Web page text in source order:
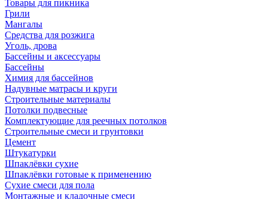
Товары для пикника
Грили
Мангалы
Средства для розжига
Уголь, дрова
Бассейны и аксессуары
Бассейны
Химия для бассейнов
Надувные матрасы и круги
Строительные материалы
Потолки подвесные
Комплектующие для реечных потолков
Строительные смеси и грунтовки
Цемент
Штукатурки
Шпаклёвки сухие
Шпаклёвки готовые к применению
Сухие смеси для пола
Монтажные и кладочные смеси